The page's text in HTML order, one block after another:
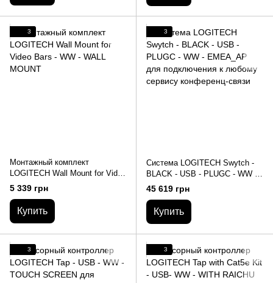
3
Монтажный комплект
LOGITECH Wall Mount for Video
Bars - WW - WALL MOUNT
5 339 грн
Купить
3
Система LOGITECH Swytch -
BLACK - USB - PLUGC - WW -
EMEA_AP для подключения к
любому сервису конференц-
связи
45 619 грн
Купить
3 3